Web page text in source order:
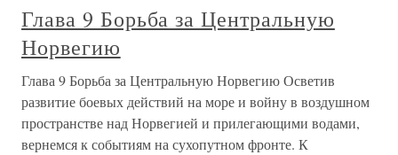
Глава 9 Борьба за Центральную
Норвегию
Глава 9 Борьба за Центральную Норвегию Осветив
развитие боевых действий на море и войну в воздушном
пространстве над Норвегией и прилегающими водами,
вернемся к событиям на сухопутном фронте. К